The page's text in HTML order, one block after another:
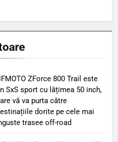
ZForce 800 Trail este
SxS sport cu lățimea 50 inch,
vă va purta către
dorite pe cele mai
trasee off-road